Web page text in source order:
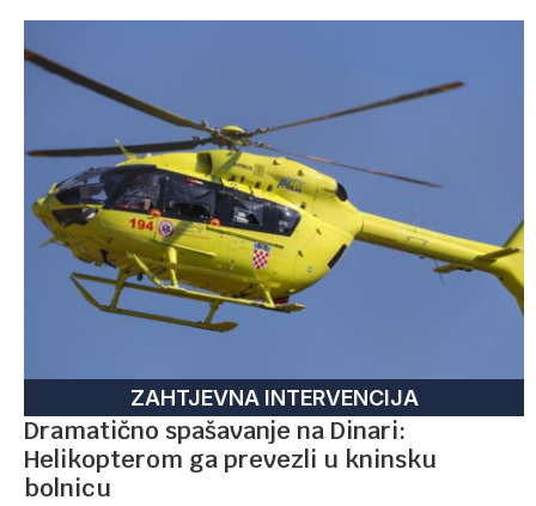
ZAHTJEVNA INTERVENCIJA
Dramatično spašavanje na Dinari:
Helikopterom ga prevezli u kninsku
bolnicu